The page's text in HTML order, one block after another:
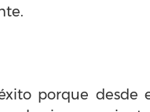
porque desde